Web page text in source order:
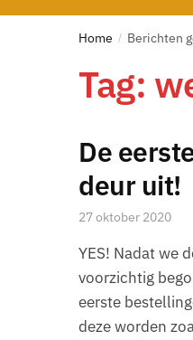
Home / Berichten
Tag:
De
deur uit!
27 oktober 2020
YES! Nadat we
voorzichtig
eerste
deze worden